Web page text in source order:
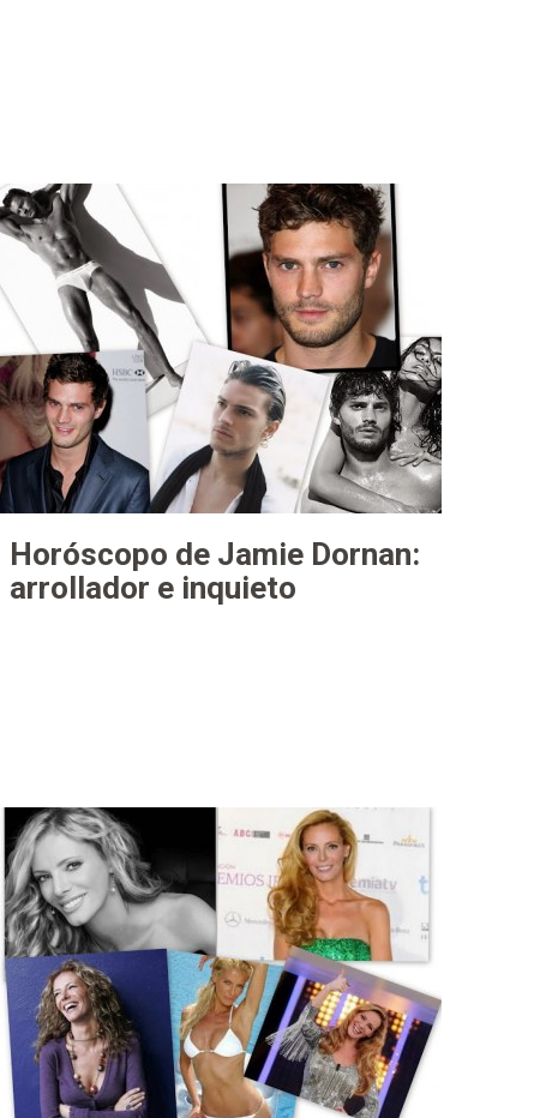
Horóscopo de Jamie Dornan:
arrollador e inquieto